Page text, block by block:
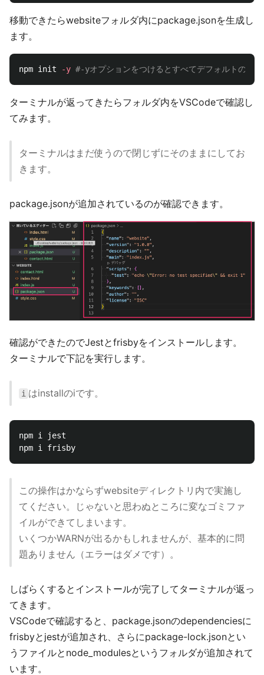
移動できたらwebsiteフォルダ内にpackage.jsonを生成し
ます。
npm init -y #-yオプションをつけるとすべてデフォルトの値
ターミナルが返ってきたらフォルダ内をVSCodeで確認し
てみます。
ターミナルはまだ使うので閉じずにそのままにしてお
きます。
package.jsonが追加されているのが確認できます。
確認ができたのでJestとfrisbyをインストールします。
ターミナルで下記を実行します。
i はinstallのiです。
npm i jest
この操作はかならずwebsiteディレクトリ内で実施し
てください。じゃないと思わぬところに変なゴミファ
イルができてしまいます。
いくつかWARNが出るかもしれませんが、基本的に問
題ありません（エラーはダメです）。
しばらくするとインストールが完了してターミナルが返っ
てきます。
VSCodeで確認すると、package.jsonのdependenciesに
frisbyとjestが追加され、さらにpackage-lock.jsonとい
うファイルとnode_modulesというフォルダが追加されて
います。